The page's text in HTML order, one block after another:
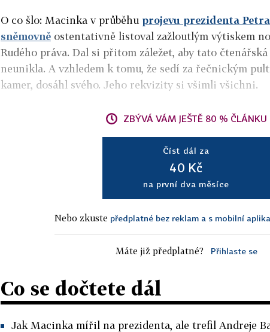
O co šlo: Macinka v průběhu projevu prezidenta
sněmovně ostentativně listoval zažloutlým výtiskem
Rudého práva. Dal si přitom záležet, aby tato
neunikla. A vzhledem k tomu, že sedí za řečnickým
kamer, dosáhl svého. Jeho rekvizity si všimli všichni.
ZBÝVÁ VÁM JEŠTĚ 80 % ČLÁNKU
Číst dál za
40 Kč
na první dva měsíce
Nebo zkuste předplatné bez reklam a s mobilní
Máte již předplatné? Přihlaste se
Co se dočtete dál
Jak Macinka mířil na prezidenta, ale trefil Andreje